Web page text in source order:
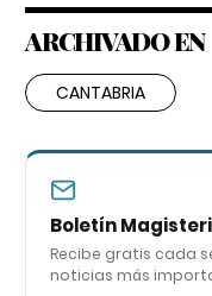
ARCHIVADO EN
CANTABRIA
Boletín
Recibe gratis cada
noticias más